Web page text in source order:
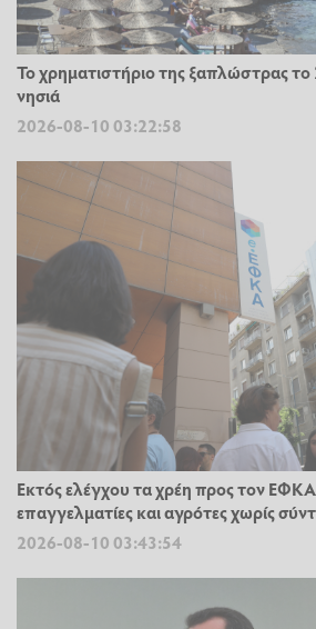
Το χρηματιστήριο της ξαπλώστρας το
νησιά
2026-08-10 03:22:58
Εκτός ελέγχου τα χρέη προς τον
επαγγελματίες και αγρότες χωρίς
2026-08-10 03:43:54